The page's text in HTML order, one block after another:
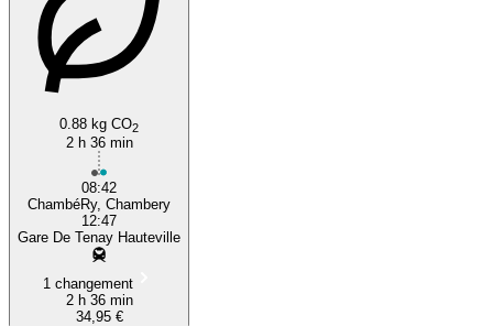
0.88 kg CO2
2 h 36 min
08:42
ChambéRy, Chambery
12:47
Gare De Tenay Hauteville
1 changement
2 h 36 min
34,95 €